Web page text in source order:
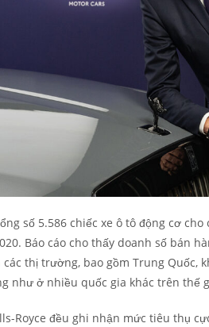
số 5.586 chiếc xe ô tô động cơ cho
Báo cáo cho thấy doanh số bán
thị trường, bao gồm Trung Quốc,
như ở nhiều quốc gia khác trên thế
Royce đều ghi nhận mức tiêu thụ